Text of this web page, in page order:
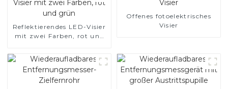
Reflektierendes LED-Visier
mit zwei Farben, rot und
Offenes fotoelektrisches
Visier